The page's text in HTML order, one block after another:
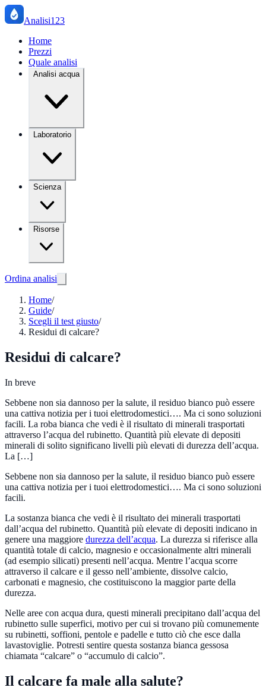
Analisi123
Home
Prezzi
Quale analisi
Analisi acqua
Laboratorio
Scienza
Risorse
Ordina analisi
Home/
Guide/
Scegli il test giusto/
Residui di calcare?
Residui di calcare?
In breve
Sebbene non sia dannoso per la salute, il residuo bianco può essere
una cattiva notizia per i tuoi elettrodomestici…. Ma ci sono soluzioni
facili. La roba bianca che vedi è il risultato di minerali trasportati
attraverso l’acqua del rubinetto. Quantità più elevate di depositi
minerali di solito significano livelli più elevati di durezza dell’acqua.
La […]
Sebbene non sia dannoso per la salute, il residuo bianco può essere
una cattiva notizia per i tuoi elettrodomestici…. Ma ci sono soluzioni
facili.
La sostanza bianca che vedi è il risultato dei minerali trasportati
dall’acqua del rubinetto. Quantità più elevate di depositi indicano in
genere una maggiore durezza dell’acqua. La durezza si riferisce alla
quantità totale di calcio, magnesio e occasionalmente altri minerali
(ad esempio silicati) presenti nell’acqua. Mentre l’acqua scorre
attraverso il calcare e il gesso nell’ambiente, dissolve calcio,
carbonati e magnesio, che costituiscono la maggior parte della
durezza.
Nelle aree con acqua dura, questi minerali precipitano dall’acqua del
rubinetto sulle superfici, motivo per cui si trovano più comunemente
su rubinetti, soffioni, pentole e padelle e tutto ciò che esce dalla
lavastoviglie. Potresti sentire questa sostanza bianca gessosa
chiamata “calcare” o “accumulo di calcio”.
Il calcare fa male alla salute?